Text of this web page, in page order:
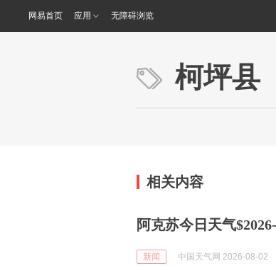
网易首页 应用 无障碍浏览
柯坪县
相关内容
阿克苏今日天气
新闻 中国天气网 2026-08-02